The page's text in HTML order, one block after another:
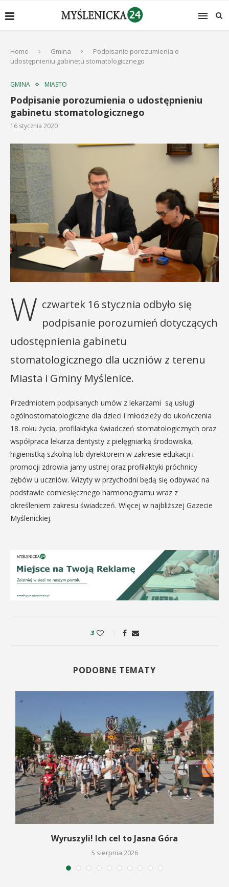
Home Gmina
Podpisanie porozumienia o
udostępnieniu gabinetu stomatologicznego
GMINA MIASTO
Podpisanie porozumienia o udostępnieniu
gabinetu stomatologicznego
16 stycznia 2020
W czwartek 16 stycznia odbyło się
podpisanie porozumień dotyczących
udostępnienia gabinetu
stomatologicznego dla uczniów z terenu
Miasta i Gminy Myślenice.
Przedmiotem podpisanych umów z lekarzami są usługi
ogólnostomatologiczne dla dzieci i młodzieży do ukończenia
18. roku życia, profilaktyka świadczeń stomatologicznych oraz
współpraca lekarza dentysty z pielęgniarką środowiska,
higienistką szkolną lub dyrektorem w zakresie edukacji i
promocji zdrowia jamy ustnej oraz profilaktyki próchnicy
zębów u uczniów. Wizyty w przychodni będą się odbywać na
podstawie comiesięcznego harmonogramu wraz z
określeniem zakresu świadczeń. Więcej w najbliższej Gazecie
Myślenickiej.
3
PODOBNE TEMATY
Wyruszyli! Ich cel to Jasna Góra
5 sierpnia 2026